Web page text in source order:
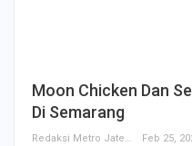
Moon Chicken Dan
Di Semarang
Redaksi Metro Jateng Feb 25,